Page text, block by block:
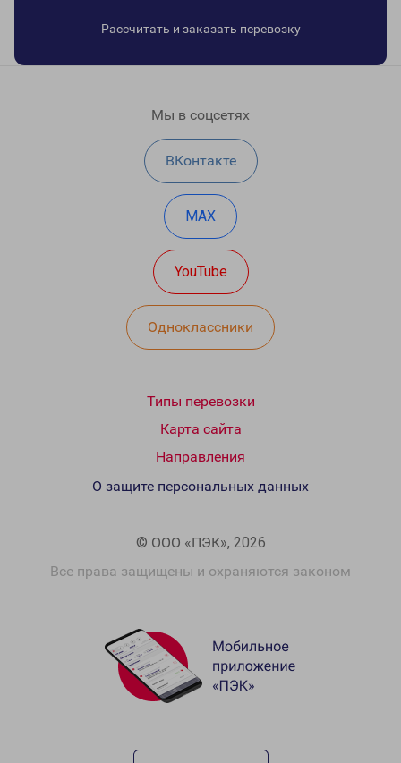
Рассчитать и заказать перевозку
Мы в соцсетях
ВКонтакте
MAX
YouTube
Одноклассники
Типы перевозки
Карта сайта
Направления
© ООО «ПЭК», 2026
Все права защищены и охраняются законом
О защите персональных данных